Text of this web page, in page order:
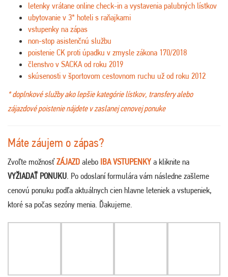
letenky vrátane online check-in a vystavenia palubných lístkov
ubytovanie v 3* hoteli s raňajkami
vstupenky na zápas
non-stop asistenčnú službu
poistenie CK proti úpadku v zmysle zákona 170/2018
členstvo v SACKA od roku 2019
skúsenosti v športovom cestovnom ruchu už od roku 2012
* doplnkové služby ako lepšie kategórie lístkov, transfery alebo
zájazdové poistenie nájdete v zaslanej cenovej ponuke
Máte záujem o zápas?
Zvoľte možnosťZÁJAZD alebo IBA VSTUPENKY a kliknite na
VYŽIADAŤ PONUKU. Po odoslaní formulára vám následne zašleme
cenovú ponuku podľa aktuálnych cien hlavne leteniek a vstupeniek,
ktoré sa počas sezóny menia. Ďakujeme.